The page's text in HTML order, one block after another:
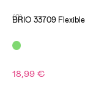
(0)
BRIO 33709
18,99 €